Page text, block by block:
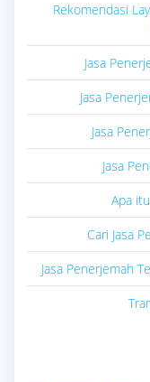
Rekomendasi
Jasa
Jasa
Jasa
Jasa
Apa
Cari Jasa
Jasa Penerjemah